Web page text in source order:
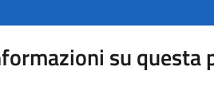
su questa